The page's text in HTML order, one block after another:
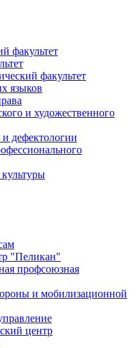
факультет
факультет
языков
и художественного
дефектологии
"Пеликан"
профсоюзная
и мобилизационной
центр